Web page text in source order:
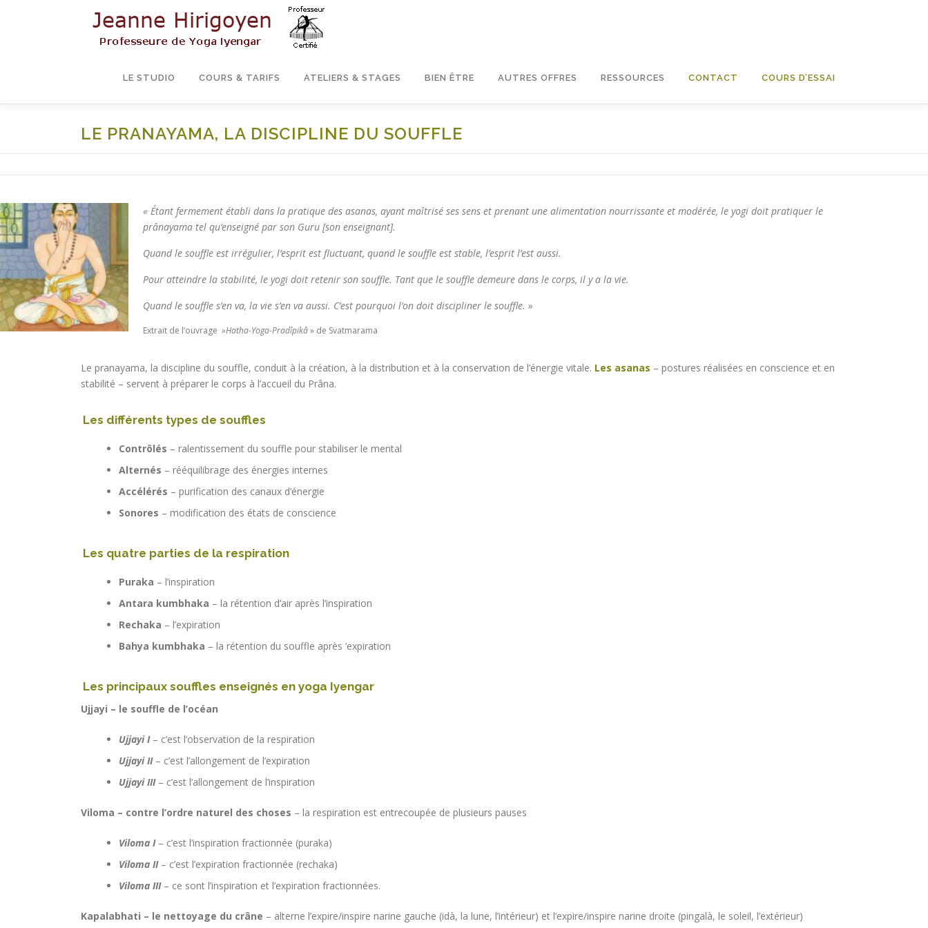
LE STUDIO COURS & TARIFS ATELIERS & STAGES BIEN ÊTRE AUTRES OFFRES RESSOURCES CONTACT COURS D’ESSAI
LE PRANAYAMA, LA DISCIPLINE DU SOUFFLE
« Étant fermement établi dans la pratique des asanas, ayant maîtrisé ses sens et prenant une alimentation nourrissante et modérée, le yogi doit pratiquer le
prânayama tel qu’enseigné par son Guru [son enseignant].
Quand le souffle est irrégulier, l’esprit est fluctuant, quand le souffle est stable, l’esprit l’est aussi.
Pour atteindre la stabilité, le yogi doit retenir son souffle. Tant que le souffle demeure dans le corps, il y a la vie.
Quand le souffle s’en va, la vie s’en va aussi. C’est pourquoi l’on doit discipliner le souffle. »
Extrait de l’ouvrage »Hatha-Yoga-Pradîpikâ» de Svatmarama
Le pranayama, la discipline du souffle, conduit à la création, à la distribution et à la conservation de l’énergie vitale. Les asanas – postures réalisées en conscience et en
stabilité – servent à préparer le corps à l’accueil du Prâna.
Les différents types de souffles
Contrôlés – ralentissement du souffle pour stabiliser le mental
Alternés – rééquilibrage des énergies internes
Accélérés – purification des canaux d’énergie
Sonores – modification des états de conscience
Les quatre parties de la respiration
Puraka – l’inspiration
Antara kumbhaka – la rétention d’air après l’inspiration
Rechaka – l’expiration
Bahya kumbhaka – la rétention du souffle après ‘expiration
Les principaux souffles enseignés en yoga Iyengar
Ujjayi – le souffle de l’océan
Ujjayi I– c’est l’observation de la respiration
Ujjayi II – c’est l’allongement de l’expiration
Ujjayi III– c’est l’allongement de l’inspiration
Viloma – contre l’ordre naturel des choses – la respiration est entrecoupée de plusieurs pauses
Viloma I– c’est l’inspiration fractionnée (puraka)
Viloma II – c’est l’expiration fractionnée (rechaka)
Viloma III– ce sont l’inspiration et l’expiration fractionnées.
Kapalabhati – le nettoyage du crâne – alterne l’expire/inspire narine gauche (idà, la lune, l’intérieur) et l’expire/inspire narine droite (pingalà, le soleil, l’extérieur)